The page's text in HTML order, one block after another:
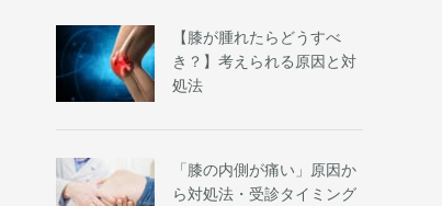
【​​膝が腫れたらどうすべ
き？】考えられる原因と対
処法
「膝の内側が痛い」原因か
ら対処法・受診タイミング